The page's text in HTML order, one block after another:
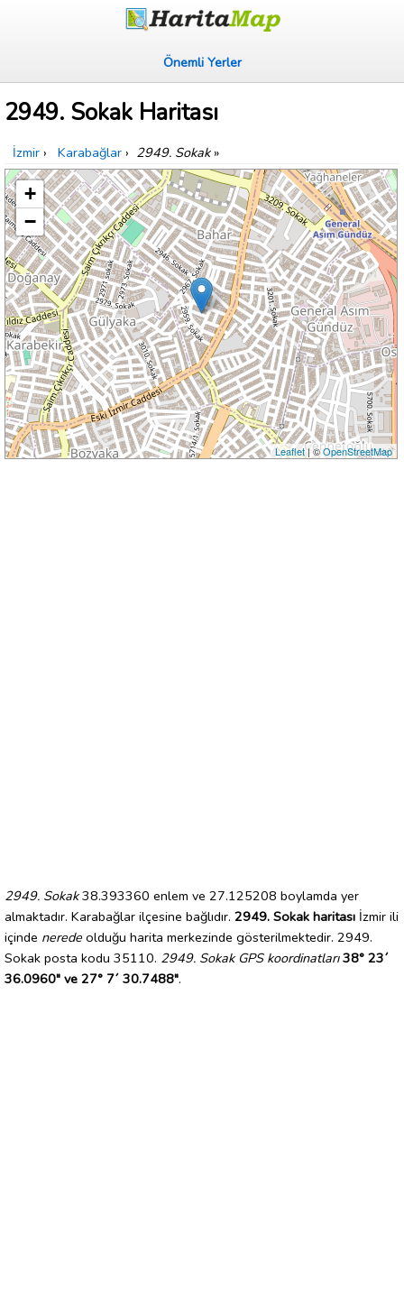
Önemli Yerler
2949. Sokak Haritası
İzmir › Karabağlar › 2949. Sokak»
+
−
Leaflet| ©OpenStreetMap
2949. Sokak38.393360 enlem ve 27.125208 boylamda yer
almaktadır. Karabağlar ilçesine bağlıdır. 2949. Sokak haritası İzmir ili
içinde nerede olduğu harita merkezinde gösterilmektedir. 2949.
Sokak posta kodu 35110. 2949. Sokak GPS koordinatları 38° 23´
36.0960" ve 27° 7´ 30.7488".